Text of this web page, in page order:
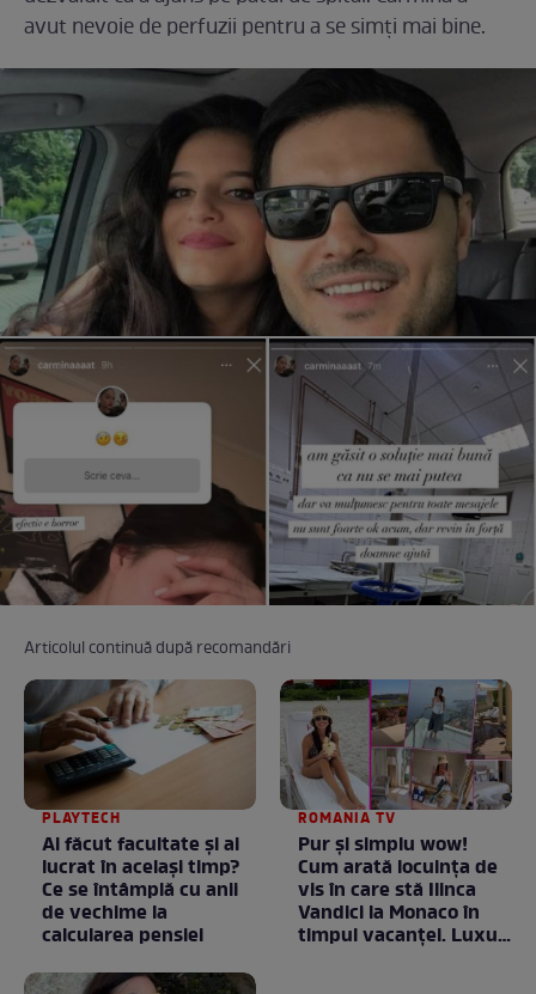
avut nevoie de perfuzii pentru a se simți mai bine.
Articolul continuă după recomandări
PLAYTECH
Ai făcut facultate și ai
lucrat în același timp?
Ce se întâmplă cu anii
de vechime la
calcularea pensiei
ROMANIA TV
Pur și simplu wow!
Cum arată locuința de
vis în care stă Ilinca
Vandici la Monaco în
timpul vacanței. Luxul